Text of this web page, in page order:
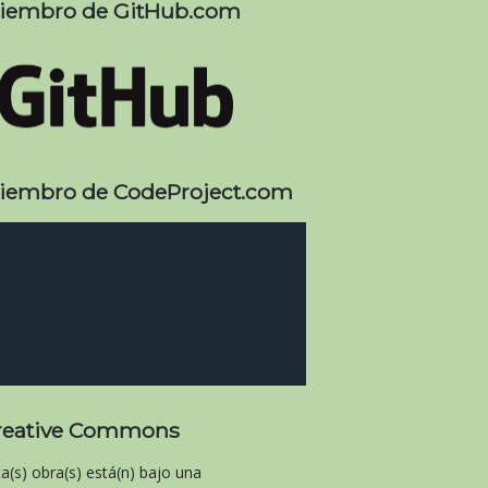
de GitHub.com
de CodeProject.com
Commons
obra(s) está(n) bajo una